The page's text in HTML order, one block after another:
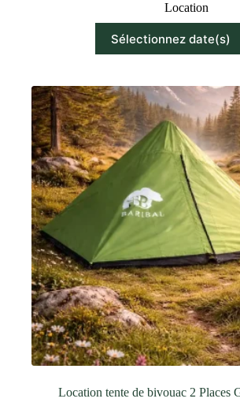
Location
Sélectionnez date(s)
Location tente de bivouac 2 Places